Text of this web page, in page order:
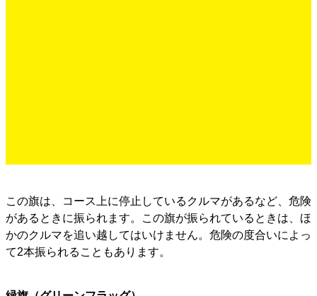
この旗は、コース上に停止しているクルマがあるなど、危険
があるときに振られます。この旗が振られているときは、ほ
かのクルマを追い越してはいけません。危険の度合いによっ
て2本振られることもあります。